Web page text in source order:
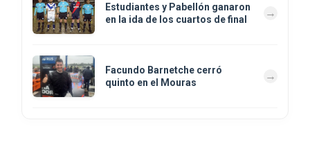
Estudiantes y Pabellón ganaron
en la ida de los cuartos de final
Facundo Barnetche cerró
quinto en el Mouras